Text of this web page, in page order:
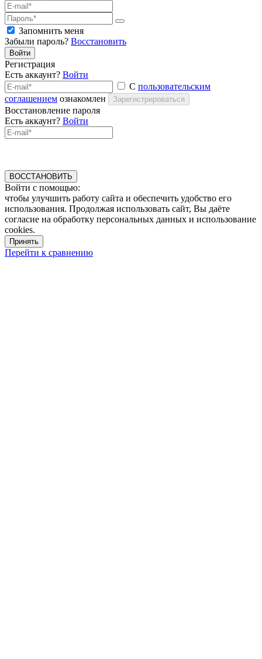
Запомнить меня
Забыли пароль? Восстановить
Войти
Регистрация
Есть аккаунт? Войти
С пользовательским
соглашением ознакомлен Зарегистрироваться
Восстановление пароля
Есть аккаунт? Войти
ВОССТАНОВИТЬ
Войти с помощью:
чтобы улучшить работу сайта и обеспечить удобство его
использования. Продолжая использовать сайт, Вы даёте
согласие на обработку персональных данных и использование
cookies.
Принять
Перейти к сравнению